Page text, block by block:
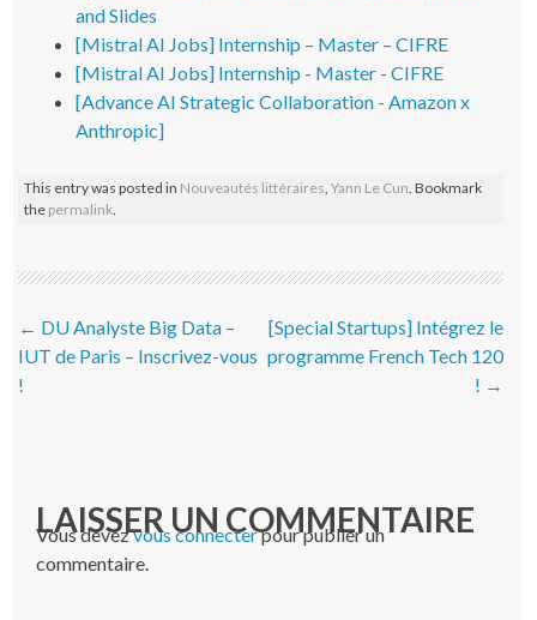
and Slides
[Mistral AI Jobs] Internship – Master – CIFRE
[Mistral AI Jobs] Internship - Master - CIFRE
[Advance AI Strategic Collaboration - Amazon x
Anthropic]
This entry was posted in Nouveautés littéraires ,Yann Le Cun . Bookmark
the permalink
Post navigation
← DU Analyste Big Data –
IUT de Paris – Inscrivez-vous
!
[Special Startups] Intégrez le
programme French Tech 120
! →
LAISSER UN COMMENTAIRE
Vous devezvous connecterpour publier un
commentaire.